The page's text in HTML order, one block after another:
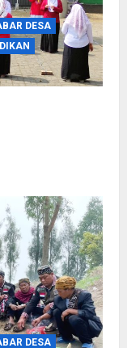
DESA
DESA